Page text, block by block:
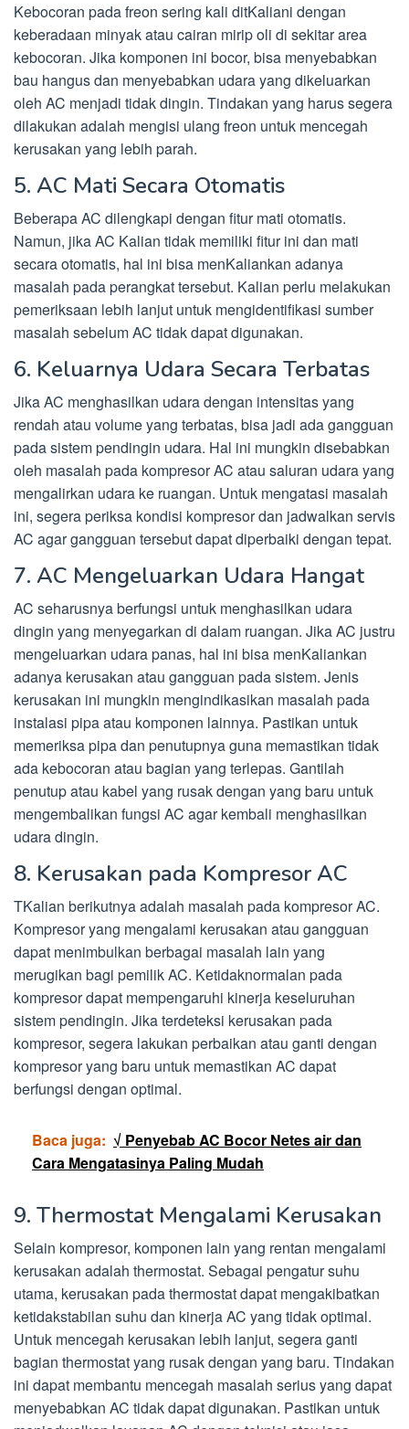
Kebocoran pada freon sering kali ditKaliani dengan
keberadaan minyak atau cairan mirip oli di sekitar area
kebocoran. Jika komponen ini bocor, bisa menyebabkan
bau hangus dan menyebabkan udara yang dikeluarkan
oleh AC menjadi tidak dingin. Tindakan yang harus segera
dilakukan adalah mengisi ulang freon untuk mencegah
kerusakan yang lebih parah.
5. AC Mati Secara Otomatis
Beberapa AC dilengkapi dengan fitur mati otomatis.
Namun, jika AC Kalian tidak memiliki fitur ini dan mati
secara otomatis, hal ini bisa menKaliankan adanya
masalah pada perangkat tersebut. Kalian perlu melakukan
pemeriksaan lebih lanjut untuk mengidentifikasi sumber
masalah sebelum AC tidak dapat digunakan.
6. Keluarnya Udara Secara Terbatas
Jika AC menghasilkan udara dengan intensitas yang
rendah atau volume yang terbatas, bisa jadi ada gangguan
pada sistem pendingin udara. Hal ini mungkin disebabkan
oleh masalah pada kompresor AC atau saluran udara yang
mengalirkan udara ke ruangan. Untuk mengatasi masalah
ini, segera periksa kondisi kompresor dan jadwalkan servis
AC agar gangguan tersebut dapat diperbaiki dengan tepat.
7. AC Mengeluarkan Udara Hangat
AC seharusnya berfungsi untuk menghasilkan udara
dingin yang menyegarkan di dalam ruangan. Jika AC justru
mengeluarkan udara panas, hal ini bisa menKaliankan
adanya kerusakan atau gangguan pada sistem. Jenis
kerusakan ini mungkin mengindikasikan masalah pada
instalasi pipa atau komponen lainnya. Pastikan untuk
memeriksa pipa dan penutupnya guna memastikan tidak
ada kebocoran atau bagian yang terlepas. Gantilah
penutup atau kabel yang rusak dengan yang baru untuk
mengembalikan fungsi AC agar kembali menghasilkan
udara dingin.
8. Kerusakan pada Kompresor AC
TKalian berikutnya adalah masalah pada kompresor AC.
Kompresor yang mengalami kerusakan atau gangguan
dapat menimbulkan berbagai masalah lain yang
merugikan bagi pemilik AC. Ketidaknormalan pada
kompresor dapat mempengaruhi kinerja keseluruhan
sistem pendingin. Jika terdeteksi kerusakan pada
kompresor, segera lakukan perbaikan atau ganti dengan
kompresor yang baru untuk memastikan AC dapat
berfungsi dengan optimal.
Baca juga: √ Penyebab AC Bocor Netes air dan
Cara Mengatasinya Paling Mudah
9. Thermostat Mengalami Kerusakan
Selain kompresor, komponen lain yang rentan mengalami
kerusakan adalah thermostat. Sebagai pengatur suhu
utama, kerusakan pada thermostat dapat mengakibatkan
ketidakstabilan suhu dan kinerja AC yang tidak optimal.
Untuk mencegah kerusakan lebih lanjut, segera ganti
bagian thermostat yang rusak dengan yang baru. Tindakan
ini dapat membantu mencegah masalah serius yang dapat
menyebabkan AC tidak dapat digunakan. Pastikan untuk